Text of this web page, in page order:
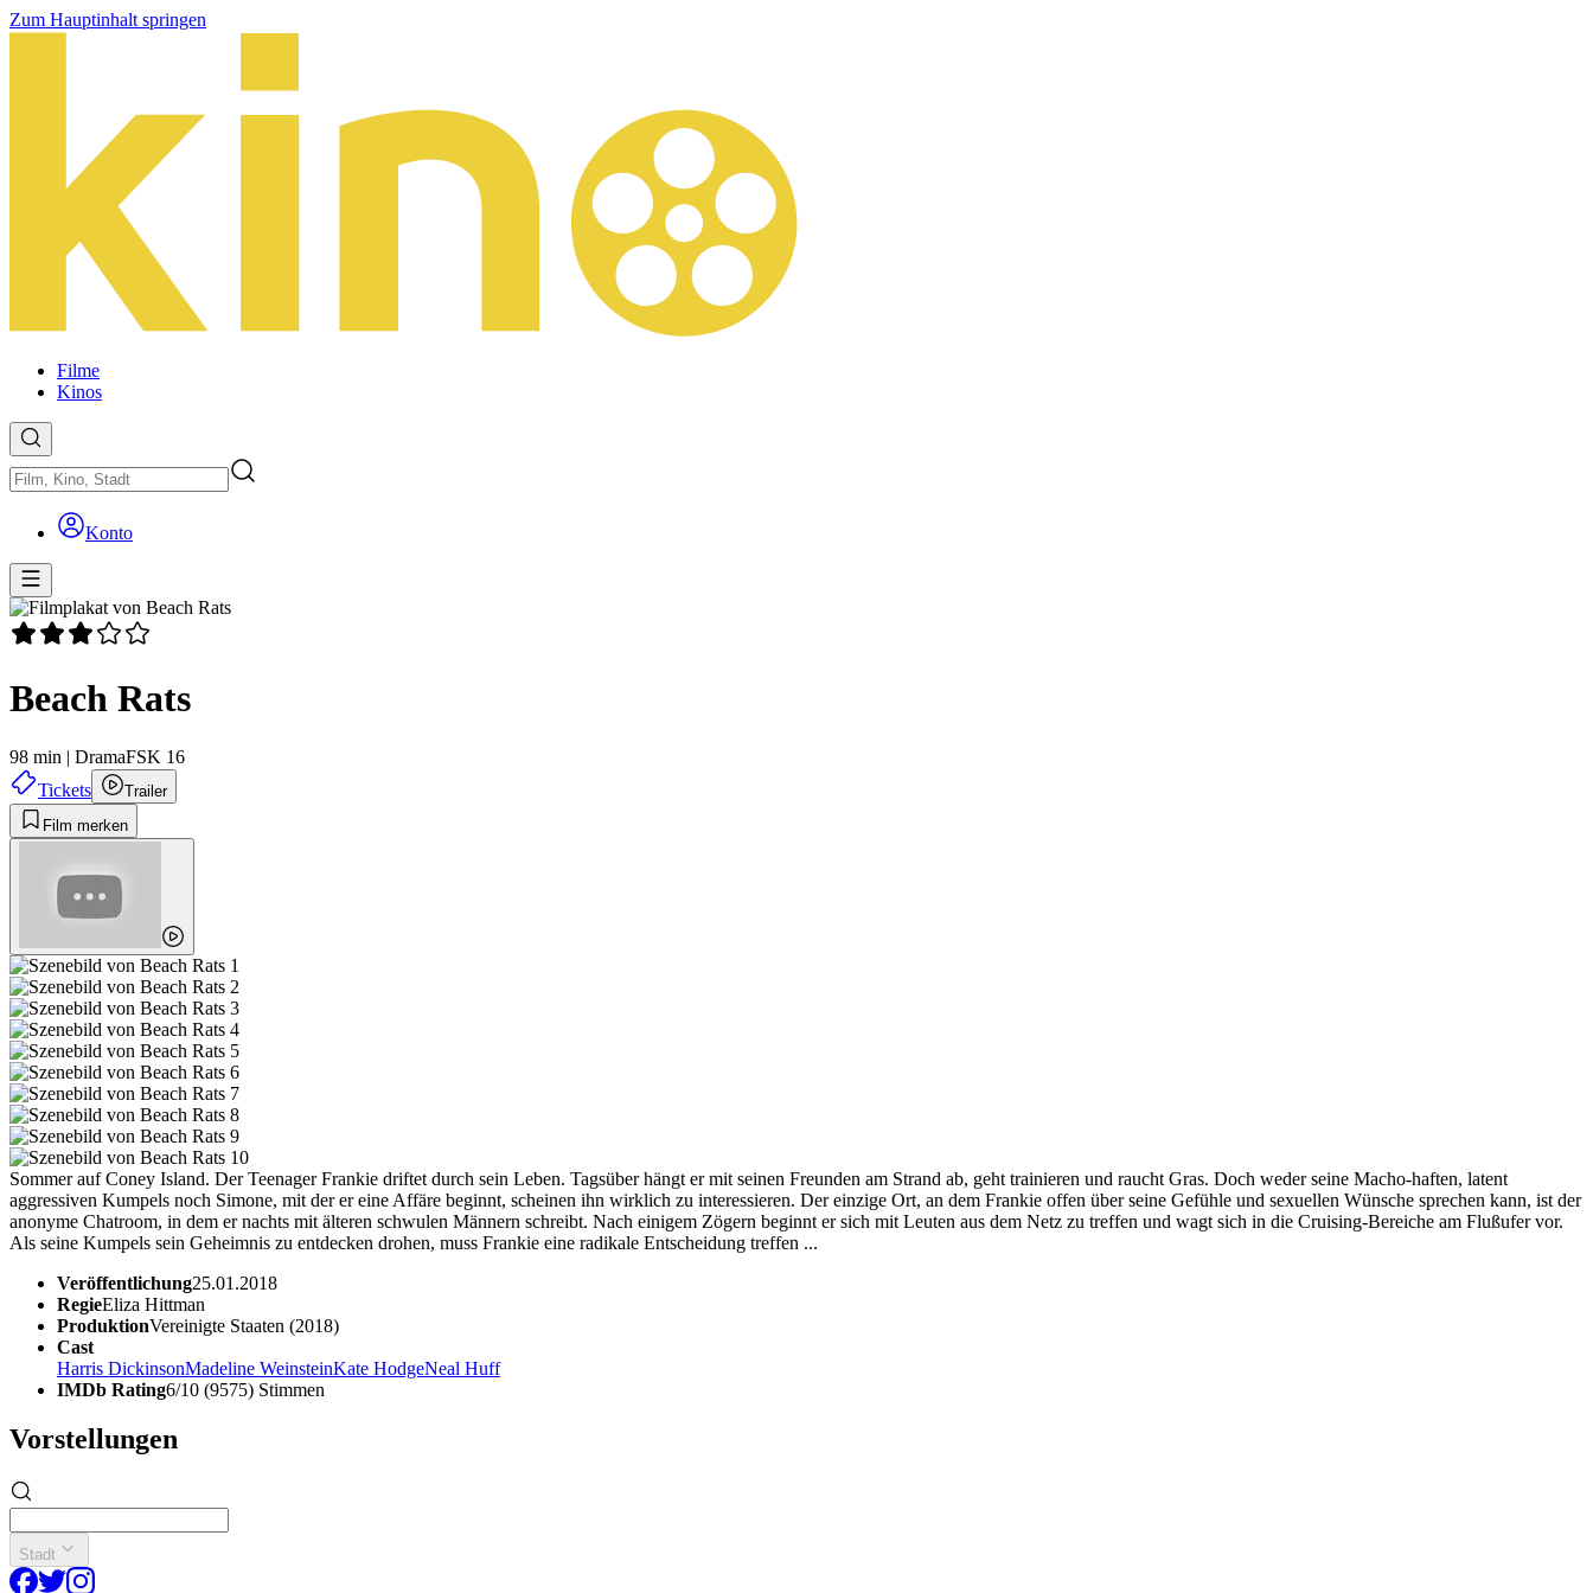
Zum Hauptinhalt springen
Filme
Kinos
Konto
Beach Rats
98 min | DramaFSK 16
Tickets
Trailer
Film merken
Sommer auf Coney Island. Der Teenager Frankie driftet durch sein Leben. Tagsüber hängt er mit seinen Freunden am Strand ab, geht trainieren und raucht Gras. Doch weder seine Macho-haften, latent
aggressiven Kumpels noch Simone, mit der er eine Affäre beginnt, scheinen ihn wirklich zu interessieren. Der einzige Ort, an dem Frankie offen über seine Gefühle und sexuellen Wünsche sprechen kann, ist der
anonyme Chatroom, in dem er nachts mit älteren schwulen Männern schreibt. Nach einigem Zögern beginnt er sich mit Leuten aus dem Netz zu treffen und wagt sich in die Cruising-Bereiche am Flußufer vor.
Als seine Kumpels sein Geheimnis zu entdecken drohen, muss Frankie eine radikale Entscheidung treffen ...
Veröffentlichung25.01.2018
RegieEliza Hittman
ProduktionVereinigte Staaten (2018)
Cast
Harris DickinsonMadeline WeinsteinKate HodgeNeal Huff
IMDb Rating6/10 (9575) Stimmen
Vorstellungen
Stadt